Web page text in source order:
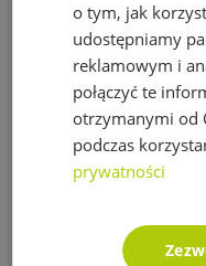
Pompy IBO
Pompy
Sterowniki i
Regulatory
Siatki na krety,
o tym, jak
udostępniamy
reklamowym i
połączyć te
otrzymanymi od
podczas
prywatności